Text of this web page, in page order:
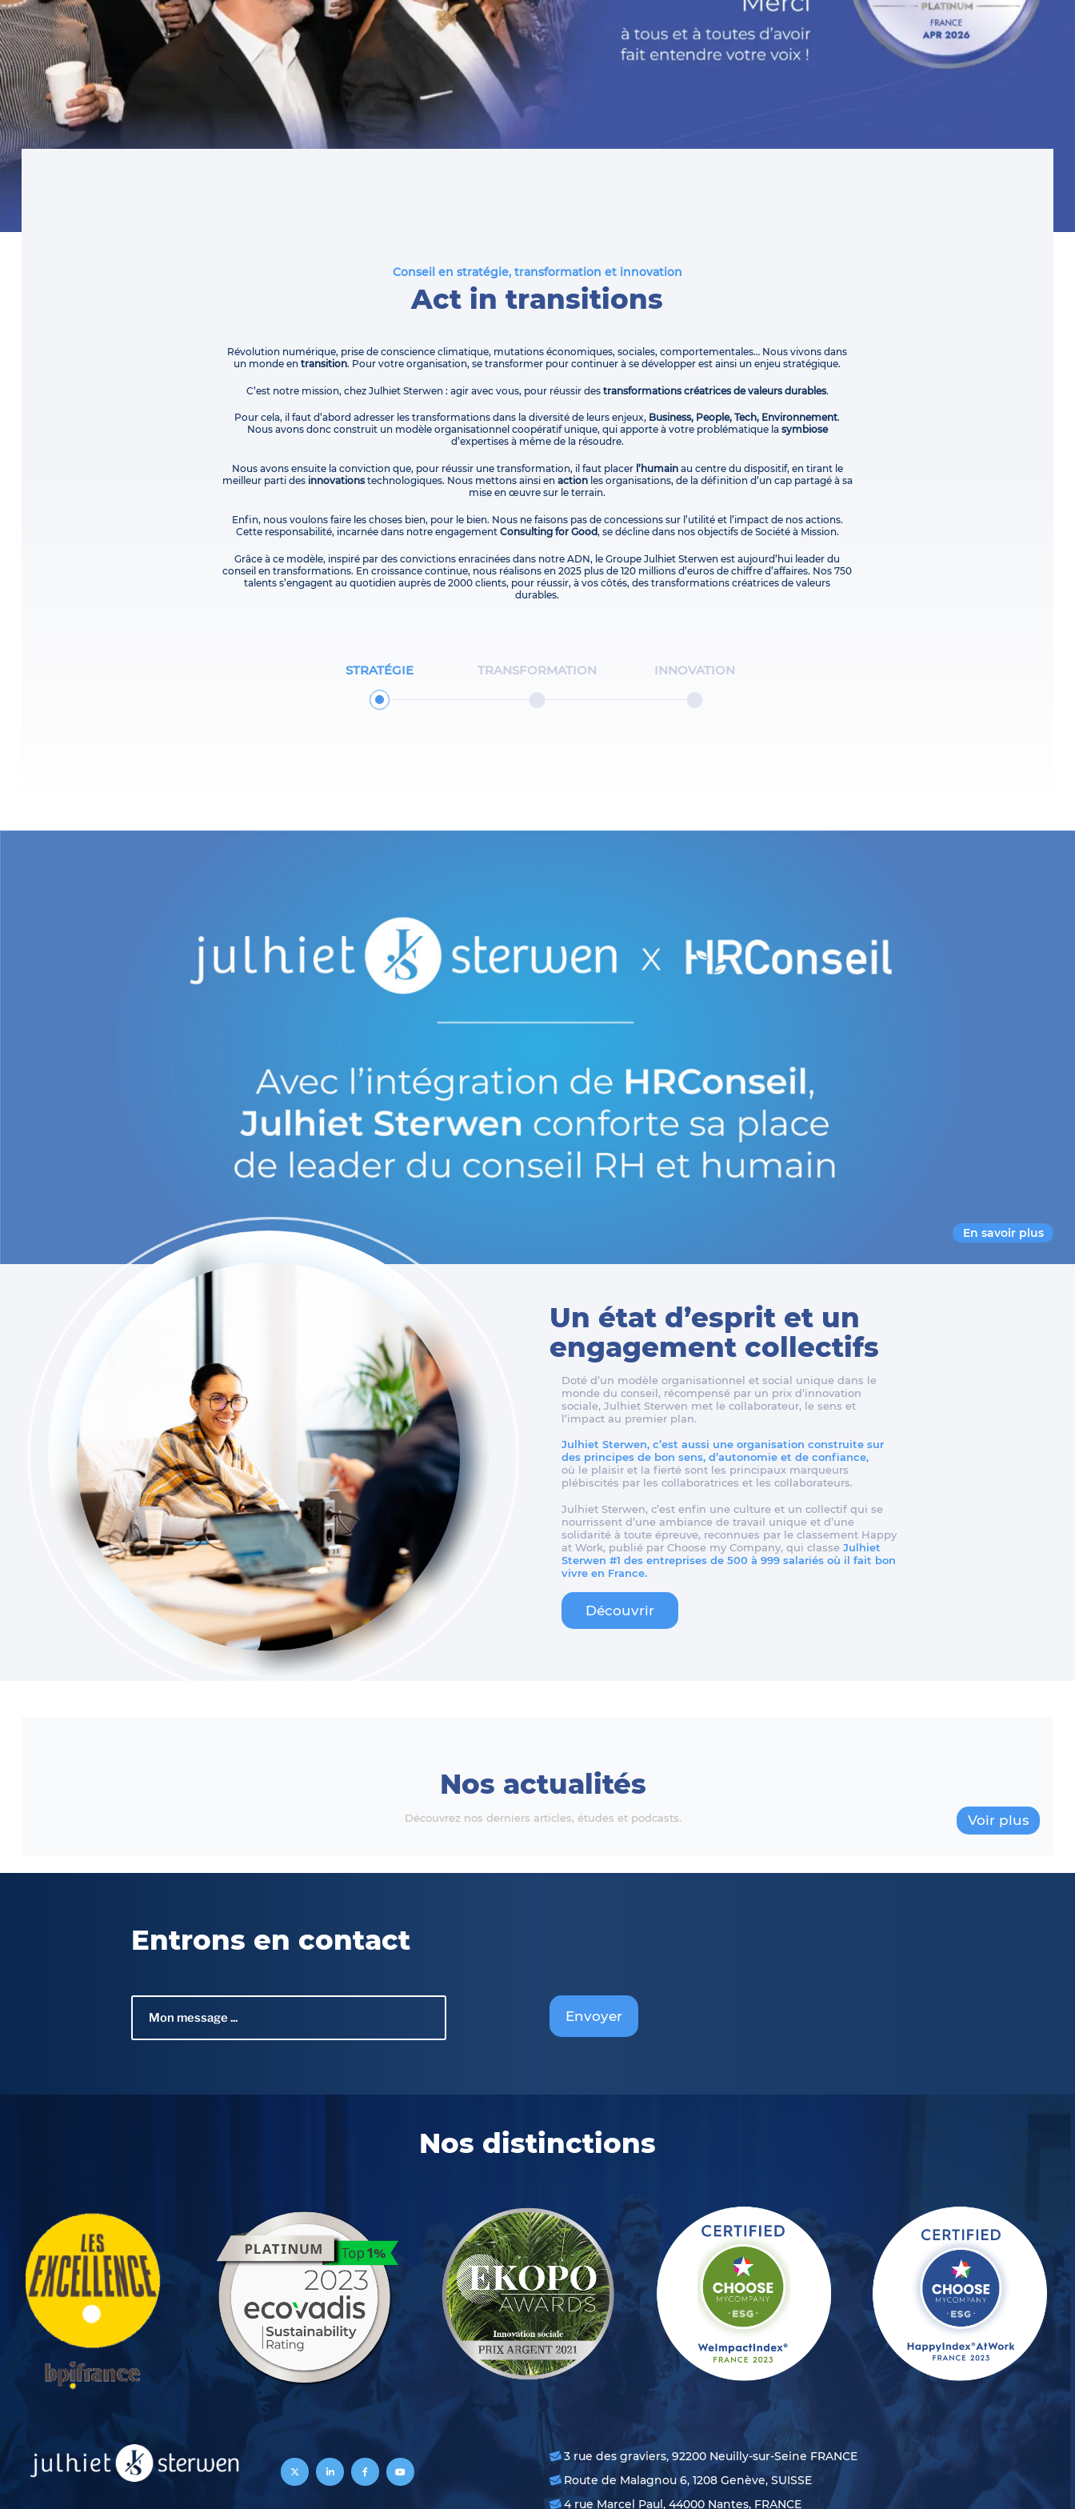
Conseil en stratégie, transformation et innovation
Act in transitions
Révolution numérique, prise de conscience climatique, mutations économiques, sociales, comportementales… Nous vivons dans
un monde entransition. Pour votre organisation, se transformer pour continuer à se développer est ainsi un enjeu stratégique.
C’est notre mission, chez Julhiet Sterwen : agir avec vous, pour réussir des transformations créatrices de valeurs durables.
Pour cela, il faut d’abord adresser les transformations dans la diversité de leurs enjeux, Business, People, Tech, Environnement.
Nous avons donc construit un modèle organisationnel coopératif unique, qui apporte à votre problématique la symbiose
d’expertises à même de la résoudre.
Nous avons ensuite la conviction que, pour réussir une transformation, il faut placer l’humainau centre du dispositif, en tirant le
meilleur parti des innovationstechnologiques. Nous mettons ainsi en actionles organisations, de la définition d’un cap partagé à sa
mise en œuvre sur le terrain.
Enfin, nous voulons faire les choses bien, pour le bien. Nous ne faisons pas de concessions sur l’utilité et l’impact de nos actions.
Cette responsabilité, incarnée dans notre engagement Consulting for Good, se décline dans nos objectifs de Société à Mission.
Grâce à ce modèle, inspiré par des convictions enracinées dans notre ADN, le Groupe Julhiet Sterwen est aujourd’hui leader du
conseil en transformations. En croissance continue, nous réalisons en 2025 plus de 120 millions d’euros de chiffre d’affaires. Nos 750
talents s’engagent au quotidien auprès de 2000 clients, pour réussir, à vos côtés, des transformations créatrices de valeurs
durables.
STRATÉGIE TRANSFORMATION INNOVATION
En savoir plus
Un état d’esprit et un
engagement collectifs
Doté d’un modèle organisationnel et social unique dans le
monde du conseil, récompensé par un prix d’innovation
sociale, Julhiet Sterwen met le collaborateur, le sens et
l’impact au premier plan.
Julhiet Sterwen, c’est aussi une organisation construite sur
des principes de bon sens, d’autonomie et de confiance,
où le plaisir et la fierté sont les principaux marqueurs
plébiscités par les collaboratrices et les collaborateurs.
Julhiet Sterwen, c’est enfin une culture et un collectif qui se
nourrissent d’une ambiance de travail unique et d’une
solidarité à toute épreuve, reconnues par le classement Happy
at Work, publié par Choose my Company, qui classe Julhiet
Sterwen #1 des entreprises de 500 à 999 salariés où il fait bon
vivre en France.
Découvrir
Nos actualités
Découvrez nos derniers articles, études et podcasts. Voir plus
Entrons en contact
Envoyer
Nos distinctions
3 rue des graviers, 92200 Neuilly-sur-Seine FRANCE
Route de Malagnou 6, 1208 Genève, SUISSE
4 rue Marcel Paul, 44000 Nantes, FRANCE